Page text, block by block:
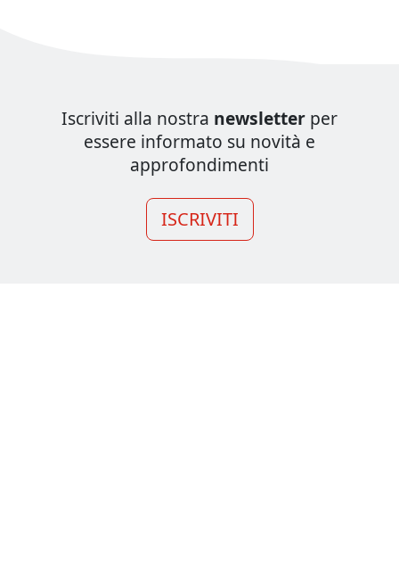
Iscriviti alla nostra newsletter per
essere informato su novità e
approfondimenti
ISCRIVITI